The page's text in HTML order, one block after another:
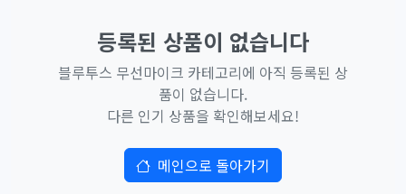
등록된 상품이 없습니다
블루투스 무선마이크 카테고리에 아직 등록된 상
품이 없습니다.
다른 인기 상품을 확인해보세요!
메인으로 돌아가기